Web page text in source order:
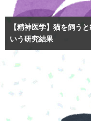
【精神医学】猫を飼う
いう研究結果